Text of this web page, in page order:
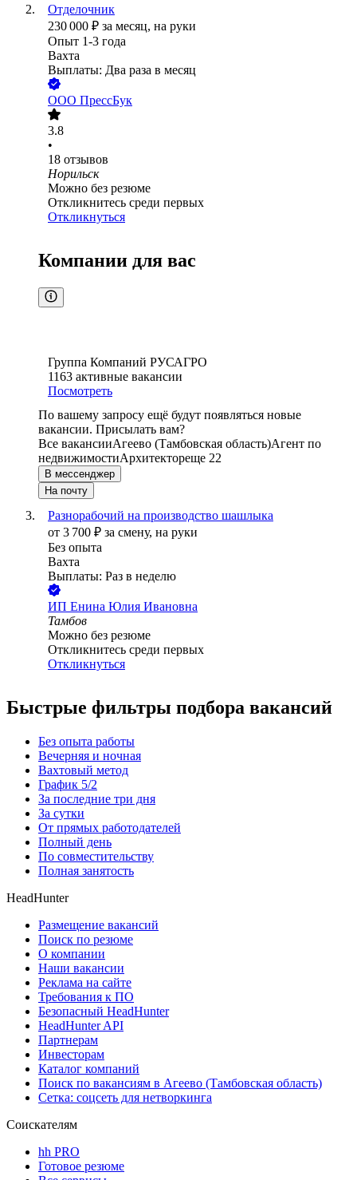
Отделочник
230 000 ₽ за месяц, на руки
Опыт 1-3 года
Вахта
Выплаты: Два раза в месяц
ООО ПрессБук
3.8
•
18 отзывов
Норильск
Можно без резюме
Откликнитесь среди первых
Откликнуться
Компании для вас
Группа Компаний РУСАГРО
1163 активные вакансии
Посмотреть
По вашему запросу ещё будут появляться новые
вакансии. Присылать вам?
Все вакансииАгеево (Тамбовская область)Агент по
недвижимостиАрхитектореще 22
В мессенджер
На почту
Разнорабочий на производство шашлыка
от 3 700 ₽ за смену, на руки
Без опыта
Вахта
Выплаты: Раз в неделю
ИП Енина Юлия Ивановна
Тамбов
Можно без резюме
Откликнитесь среди первых
Откликнуться
Быстрые фильтры подбора вакансий
Без опыта работы
Вечерняя и ночная
Вахтовый метод
График 5/2
За последние три дня
За сутки
От прямых работодателей
Полный день
По совместительству
Полная занятость
HeadHunter
Размещение вакансий
Поиск по резюме
О компании
Наши вакансии
Реклама на сайте
Требования к ПО
Безопасный HeadHunter
HeadHunter API
Партнерам
Инвесторам
Каталог компаний
Поиск по вакансиям в Агеево (Тамбовская область)
Сетка: соцсеть для нетворкинга
Соискателям
hh PRO
Готовое резюме